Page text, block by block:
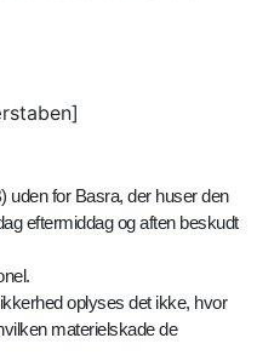
for Basra, der huser den
eftermiddag og aften beskudt
oplyses det ikke, hvor
materielskade de